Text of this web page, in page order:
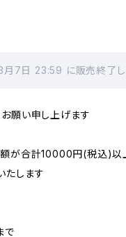
7日 23:59 に販売終了し
願い申し上げます
が合計10000円(税込)以
たします
で